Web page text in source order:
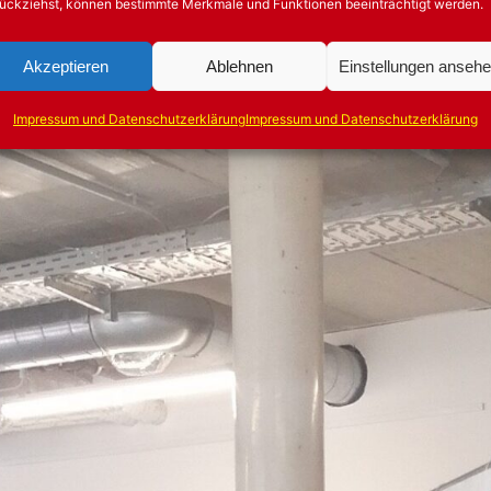
können bestimmte Merkmale und Funktionen beeinträchtigt werden.
Akzeptieren Ablehnen Einstellungen
Impressum und DatenschutzerklärungImpressum und Datenschutzerklärung